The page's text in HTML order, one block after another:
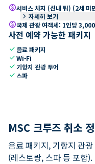
paid서비스 차지 (선내 팁) (2세 미
keyboard_arrow_right 자세히 보기
paid국제 관광 여객세: 1인당
사전 예약 가능한 패키지
check 음료 패키지
checkWi-Fi
check 기항지 관광 투어
check 스파
MSC 크루즈 취소
음료 패키지, 기항지 관
(레스토랑, 스파 등 포함).